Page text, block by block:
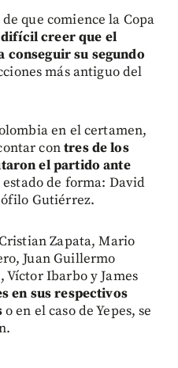
que comience la Copa
creer que el
su segundo
más antiguo del
en el certamen,
contres de los
el partido ante
de forma: David
Gutiérrez.
Zapata, Mario
Juan Guillermo
Víctor Ibarbo y James
en sus respectivos
o en el caso de Yepes, se